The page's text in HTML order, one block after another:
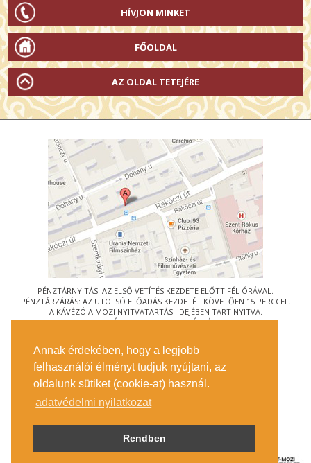
Annak érdekében, hogy a legjobb
felhasználói élményt tudjuk nyújtani, az
oldalunk sütiket (cookie-at) használ.
adatvédelmi nyilatkozat
Rendben
HÍVJON MINKET
FŐOLDAL
AZ OLDAL TETEJÉRE
PÉNZTÁRNYITÁS: AZ ELSŐ VETÍTÉS KEZDETE ELŐTT FÉL ÓRÁVAL.
PÉNZTÁRZÁRÁS: AZ UTOLSÓ ELŐADÁS KEZDETÉT KÖVETŐEN 15 PERCCEL.
A KÁVÉZÓ A MOZI NYITVATARTÁSI IDEJÉBEN TART NYITVA.
© URÁNIA NEMZETI FILMSZÍNHÁZ
1088 BUDAPEST, RÁKÓCZI ÚT 21.
MEGKÖZELÍTÉS
JEGYINFORMÁCIÓ
ÍRJON NEKÜNK!
KÖZÉRDEKŰ ADATOK